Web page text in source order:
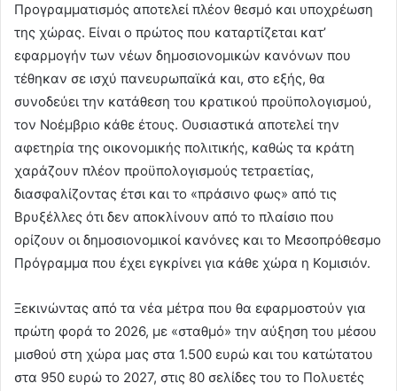
Προγραμματισμός αποτελεί πλέον θεσμό και υποχρέωση
της χώρας. Είναι ο πρώτος που καταρτίζεται κατ’
εφαρμογήν των νέων δημοσιονομικών κανόνων που
τέθηκαν σε ισχύ πανευρωπαϊκά και, στο εξής, θα
συνοδεύει την κατάθεση του κρατικού προϋπολογισμού,
τον Νοέμβριο κάθε έτους. Ουσιαστικά αποτελεί την
αφετηρία της οικονομικής πολιτικής, καθώς τα κράτη
χαράζουν πλέον προϋπολογισμούς τετραετίας,
διασφαλίζοντας έτσι και το «πράσινο φως» από τις
Βρυξέλλες ότι δεν αποκλίνουν από το πλαίσιο που
ορίζουν οι δημοσιονομικοί κανόνες και το Μεσοπρόθεσμο
Πρόγραμμα που έχει εγκρίνει για κάθε χώρα η Κομισιόν.
Ξεκινώντας από τα νέα μέτρα που θα εφαρμοστούν για
πρώτη φορά το 2026, με «σταθμό» την αύξηση του μέσου
μισθού στη χώρα μας στα 1.500 ευρώ και του κατώτατου
στα 950 ευρώ το 2027, στις 80 σελίδες του το Πολυετές